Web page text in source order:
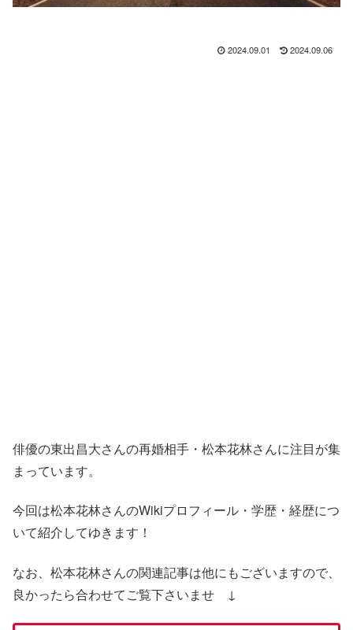
2024.09.01 2024.09.06
俳優の東出昌大さんの再婚相手・松本花林さんに注目が集
まっています。
今回は松本花林さんのWikiプロフィール・学歴・経歴につ
いて紹介してゆきます！
なお、松本花林さんの関連記事は他にもございますので、
良かったら合わせてご覧下さいませ ↓